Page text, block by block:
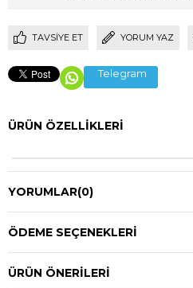
TAVSIYE ET YORUM YAZ
Telegram
ÜRÜN ÖZELLIKLERI
YORUMLAR(0)
ÖDEME SEÇENEKLERI
ÜRÜN ÖNERILERI